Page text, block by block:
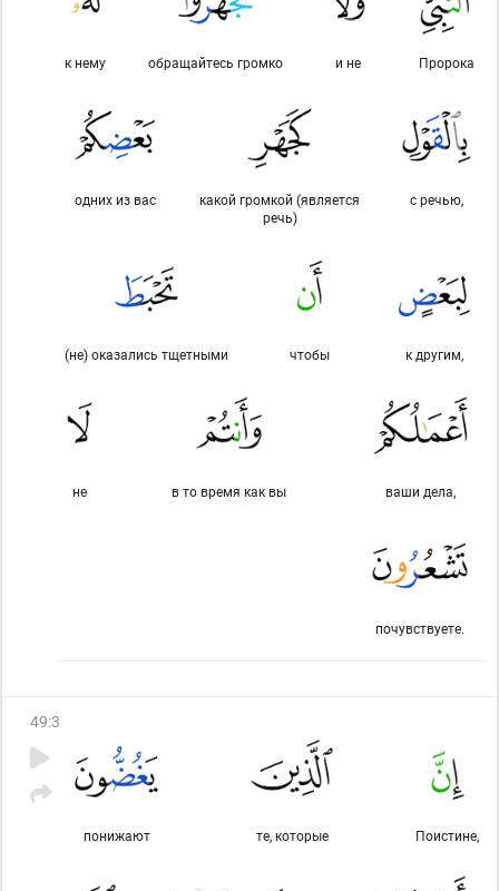
Пророка
и не
обращайтесь громко
к нему
с речью,
какой громкой (является
речь)
одних из вас
к другим,
чтобы
(не) оказались тщетными
ваши дела,
в то время как вы
не
почувствуете.
49:3
Поистине,
те, которые
понижают